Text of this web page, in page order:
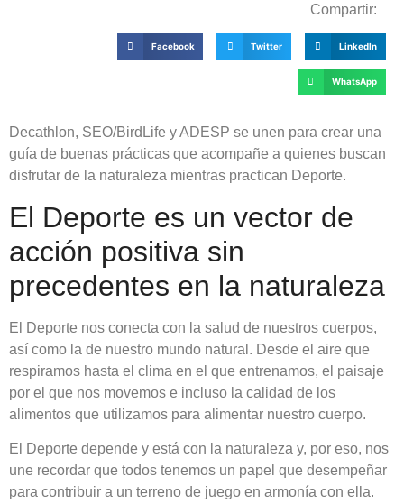
Compartir:
Facebook Twitter LinkedIn
WhatsApp
Decathlon, SEO/BirdLife y ADESP se unen para crear una
guía de buenas prácticas que acompañe a quienes buscan
disfrutar de la naturaleza mientras practican Deporte.
El Deporte es un vector de
acción positiva sin
precedentes en la naturaleza
El Deporte nos conecta con la salud de nuestros cuerpos,
así como la de nuestro mundo natural. Desde el aire que
respiramos hasta el clima en el que entrenamos, el paisaje
por el que nos movemos e incluso la calidad de los
alimentos que utilizamos para alimentar nuestro cuerpo.
El Deporte depende y está con la naturaleza y, por eso, nos
une recordar que todos tenemos un papel que desempeñar
para contribuir a un terreno de juego en armonía con ella.